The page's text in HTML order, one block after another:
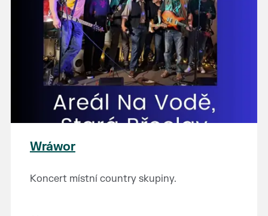
Wráwor
Koncert místní country skupiny.